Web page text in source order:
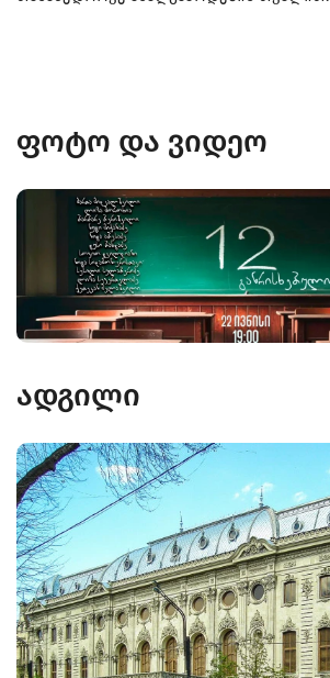
ფოტო და ვიდეო
ადგილი